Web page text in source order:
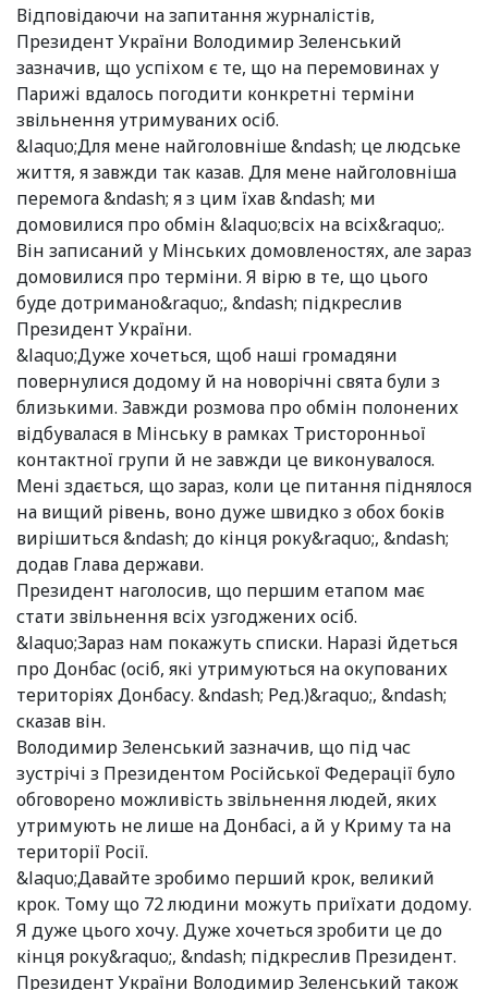
Відповідаючи на запитання журналістів,
Президент України Володимир Зеленський
зазначив, що успіхом є те, що на перемовинах у
Парижі вдалось погодити конкретні терміни
звільнення утримуваних осіб.
&laquo;Для мене найголовніше &ndash; це людське
життя, я завжди так казав. Для мене найголовніша
перемога &ndash; я з цим їхав &ndash; ми
домовилися про обмін &laquo;всіх на всіх&raquo;.
Він записаний у Мінських домовленостях, але зараз
домовилися про терміни. Я вірю в те, що цього
буде дотримано&raquo;, &ndash; підкреслив
Президент України.
&laquo;Дуже хочеться, щоб наші громадяни
повернулися додому й на новорічні свята були з
близькими. Завжди розмова про обмін полонених
відбувалася в Мінську в рамках Тристоронньої
контактної групи й не завжди це виконувалося.
Мені здається, що зараз, коли це питання піднялося
на вищий рівень, воно дуже швидко з обох боків
вирішиться &ndash; до кінця року&raquo;, &ndash;
додав Глава держави.
Президент наголосив, що першим етапом має
стати звільнення всіх узгоджених осіб.
&laquo;Зараз нам покажуть списки. Наразі йдеться
про Донбас (осіб, які утримуються на окупованих
територіях Донбасу. &ndash; Ред.)&raquo;, &ndash;
сказав він.
Володимир Зеленський зазначив, що під час
зустрічі з Президентом Російської Федерації було
обговорено можливість звільнення людей, яких
утримують не лише на Донбасі, а й у Криму та на
території Росії.
&laquo;Давайте зробимо перший крок, великий
крок. Тому що 72 людини можуть приїхати додому.
Я дуже цього хочу. Дуже хочеться зробити це до
кінця року&raquo;, &ndash; підкреслив Президент.
Президент України Володимир Зеленський також